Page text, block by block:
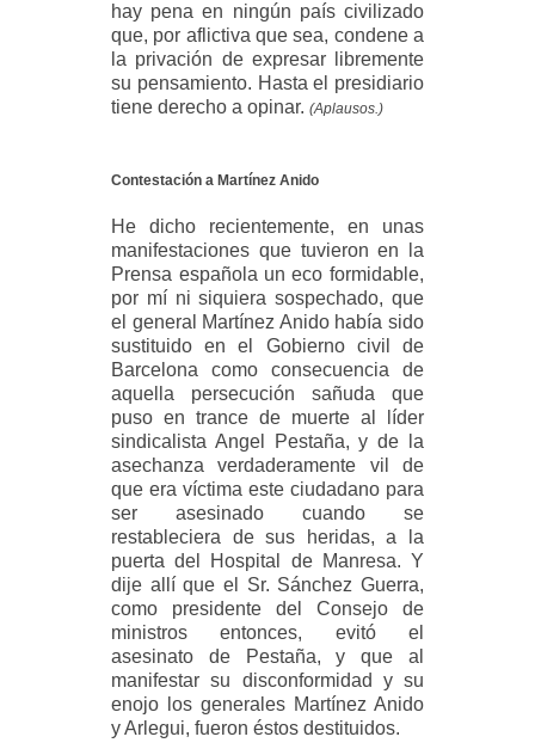
hay pena en ningún país civilizado
que, por aflictiva que sea, condene a
la privación de expresar libremente
su pensamiento. Hasta el presidiario
tiene derecho a opinar.(Aplausos.)
Contestación a Martínez Anido
He dicho recientemente, en unas
manifestaciones que tuvieron en la
Prensa española un eco formidable,
por mí ni siquiera sospechado, que
el general Martínez Anido había sido
sustituido en el Gobierno civil de
Barcelona como consecuencia de
aquella persecución sañuda que
puso en trance de muerte al líder
sindicalista Angel Pestaña, y de la
asechanza verdaderamente vil de
que era víctima este ciudadano para
ser asesinado cuando se
restableciera de sus heridas, a la
puerta del Hospital de Manresa. Y
dije allí que el Sr. Sánchez Guerra,
como presidente del Consejo de
ministros entonces, evitó el
asesinato de Pestaña, y que al
manifestar su disconformidad y su
enojo los generales Martínez Anido
y Arlegui, fueron éstos destituidos.